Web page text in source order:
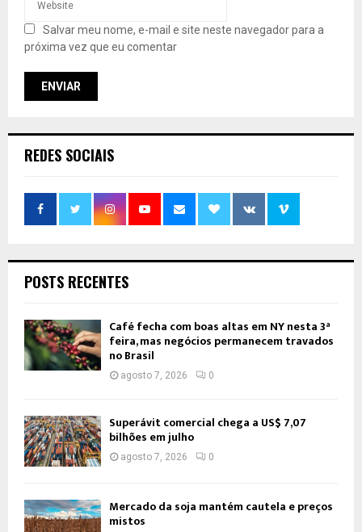
Salvar meu nome, e-mail e site neste navegador para a
próxima vez que eu comentar
REDES SOCIAIS
POSTS RECENTES
Café fecha com boas altas em NY nesta 3ª
feira, mas negócios permanecem travados
no Brasil
agosto 7, 2026 0
Superávit comercial chega a US$ 7,07
bilhões em julho
agosto 7, 2026 0
Mercado da soja mantém cautela e preços
mistos